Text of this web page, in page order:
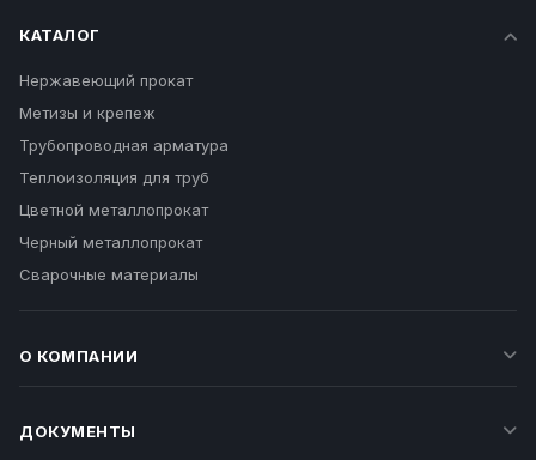
КАТАЛОГ
Нержавеющий прокат
Метизы и крепеж
Трубопроводная арматура
Теплоизоляция для труб
Цветной металлопрокат
Черный металлопрокат
Сварочные материалы
О КОМПАНИИ
ДОКУМЕНТЫ